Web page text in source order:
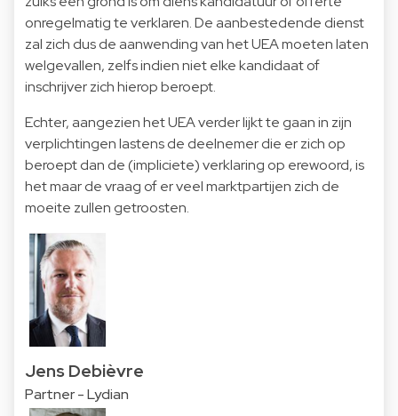
onregelmatig te verklaren. De aanbestedende dienst
zal zich dus de aanwending van het UEA moeten laten
welgevallen, zelfs indien niet elke kandidaat of
inschrijver zich hierop beroept.
Echter, aangezien het UEA verder lijkt te gaan in zijn
verplichtingen lastens de deelnemer die er zich op
beroept dan de (impliciete) verklaring op erewoord, is
het maar de vraag of er veel marktpartijen zich de
moeite zullen getroosten.
Jens Debièvre
Partner - Lydian